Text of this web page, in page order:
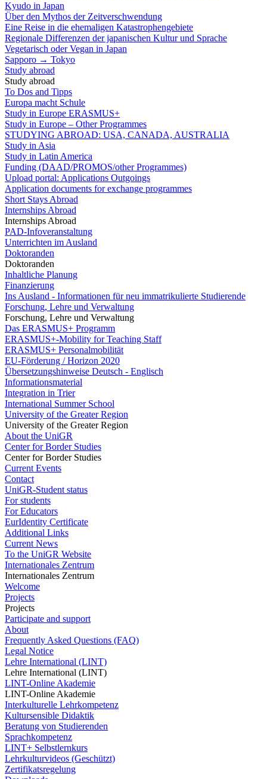
Kyudo in Japan
Über den Mythos der Zeitverschwendung
Eine Reise in die ehemaligen Katastrophengebiete
Regionale Differenzen der japanischen Kultur und Sprache
Vegetarisch oder Vegan in Japan
Sapporo → Tokyo
Study abroad
Study abroad
To Dos and Tipps
Europa macht Schule
Study in Europe ERASMUS+
Study in Europe – Other Programmes
STUDYING ABROAD: USA, CANADA, AUSTRALIA
Study in Asia
Study in Latin America
Funding (DAAD/PROMOS/other Programmes)
Upload portal: Applications Outgoings
Application documents for exchange programmes
Short Stays Abroad
Internships Abroad
Internships Abroad
PAD-Infoveranstaltung
Unterrichten im Ausland
Doktoranden
Doktoranden
Inhaltliche Planung
Finanzierung
Ins Ausland - Informationen für neu immatrikulierte Studierende
Forschung, Lehre und Verwaltung
Forschung, Lehre und Verwaltung
Das ERASMUS+ Programm
ERASMUS+-Mobility for Teaching Staff
ERASMUS+ Personalmobilität
EU-Förderung / Horizon 2020
Übersetzungshinweise Deutsch - Englisch
Informationsmaterial
Integration in Trier
International Summer School
University of the Greater Region
University of the Greater Region
About the UniGR
Center for Border Studies
Center for Border Studies
Current Events
Contact
UniGR-Student status
For students
For Educators
EurIdentity Certificate
Additional Links
Current News
To the UniGR Website
Internationales Zentrum
Internationales Zentrum
Welcome
Projects
Projects
Participate and support
About
Frequently Asked Questions (FAQ)
Legal Notice
Lehre International (LINT)
Lehre International (LINT)
LINT-Online Akademie
LINT-Online Akademie
Interkulturelle Lehrkompetenz
Kultursensible Didaktik
Beratung von Studierenden
Sprachkompetenz
LINT+ Selbstlernkurs
Lehrkulturvideos (Geschützt)
Zertifikatsregelung